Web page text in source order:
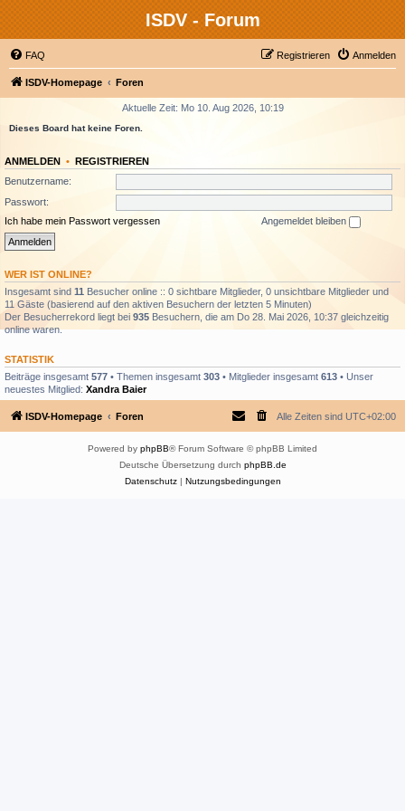
ISDV - Forum
FAQ Anmelden
Registrieren
ISDV-Homepage Foren
Aktuelle Zeit: Mo 10. Aug 2026, 10:19
Dieses Board hat keine Foren.
ANMELDEN • REGISTRIEREN
Benutzername:
Passwort:
Ich habe mein Passwort vergessen
Angemeldet bleiben
WER IST ONLINE?
Insgesamt sind 11 Besucher online :: 0 sichtbare Mitglieder, 0 unsichtbare Mitglieder und
11 Gäste (basierend auf den aktiven Besuchern der letzten 5 Minuten)
Der Besucherrekord liegt bei 935 Besuchern, die am Do 28. Mai 2026, 10:37 gleichzeitig
online waren.
STATISTIK
Beiträge insgesamt 577 • Themen insgesamt 303 • Mitglieder insgesamt 613 • Unser
neuestes Mitglied: Xandra Baier
ISDV-Homepage Foren Alle Zeiten sind UTC+02:00
Powered by phpBB® Forum Software © phpBB Limited
Deutsche Übersetzung durch phpBB.de
Datenschutz| Nutzungsbedingungen